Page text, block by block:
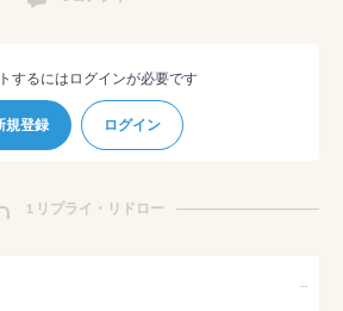
するにはログインが必要です
規登録 ログイン
1 リプライ・リドロー
--